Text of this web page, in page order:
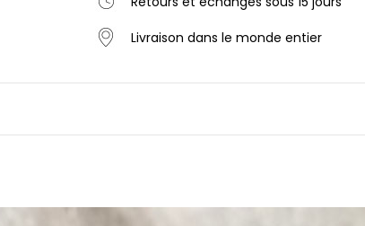
Livraison dans le monde entier